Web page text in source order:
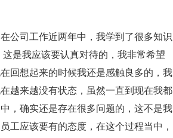
公司工作近两年中，我学到了很多知识
是我应该要认真对待的，我非常希望
回想起来的时候我还是感触良多的，我
越来越没有状态，虽然一直到现在我都
，确实还是存在很多问题的，这不是我
工应该要有的态度，在这个过程当中，